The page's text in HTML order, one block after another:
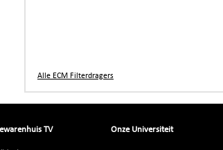
Alle ECM Filterdragers
TV Onze Universiteit